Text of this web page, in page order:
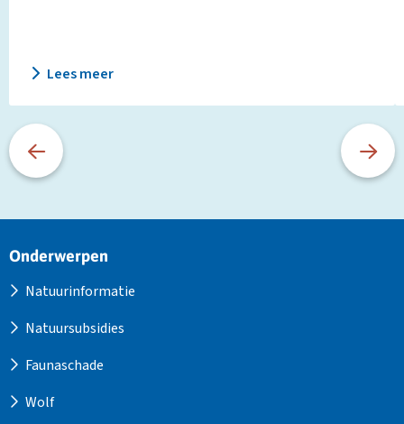
Lees meer
Site
Onderwerpen
Natuurinformatie
Natuursubsidies
Faunaschade
Wolf